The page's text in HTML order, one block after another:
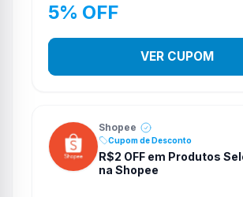
5% OFF
VER CUPOM
Shopee
Cupom de Desconto
R$2 OFF em Produtos
na Shopee